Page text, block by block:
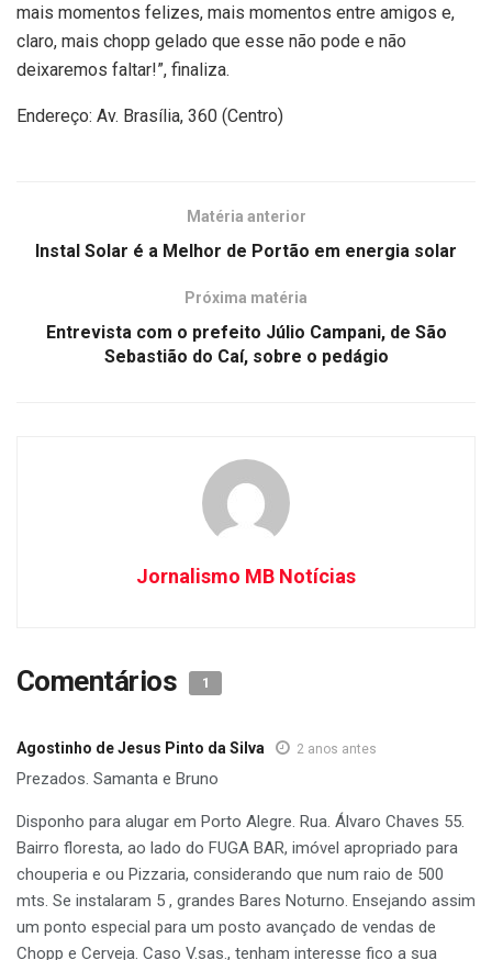
mais momentos felizes, mais momentos entre amigos e,
claro, mais chopp gelado que esse não pode e não
deixaremos faltar!”, finaliza.
Endereço: Av. Brasília, 360 (Centro)
Matéria anterior
Instal Solar é a Melhor de Portão em energia solar
Próxima matéria
Entrevista com o prefeito Júlio Campani, de São
Sebastião do Caí, sobre o pedágio
Jornalismo MB Notícias
Comentários 1
Agostinho de Jesus Pinto da Silva 2 anos antes
Prezados. Samanta e Bruno
Disponho para alugar em Porto Alegre. Rua. Álvaro Chaves 55.
Bairro floresta, ao lado do FUGA BAR, imóvel apropriado para
chouperia e ou Pizzaria, considerando que num raio de 500
mts. Se instalaram 5 , grandes Bares Noturno. Ensejando assim
um ponto especial para um posto avançado de vendas de
Chopp e Cerveja. Caso V.sas., tenham interesse fico a sua